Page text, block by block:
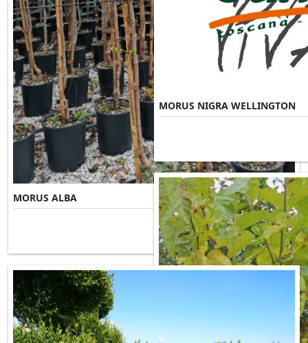
MORUS ALBA
Misure Disponibili ►
MORUS NIGRA WELLINGTON